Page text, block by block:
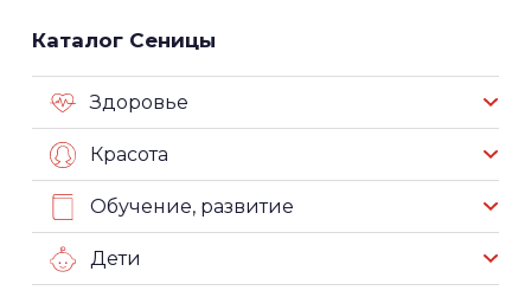
Каталог Сеницы
Здоровье
Красота
Обучение, развитие
Дети